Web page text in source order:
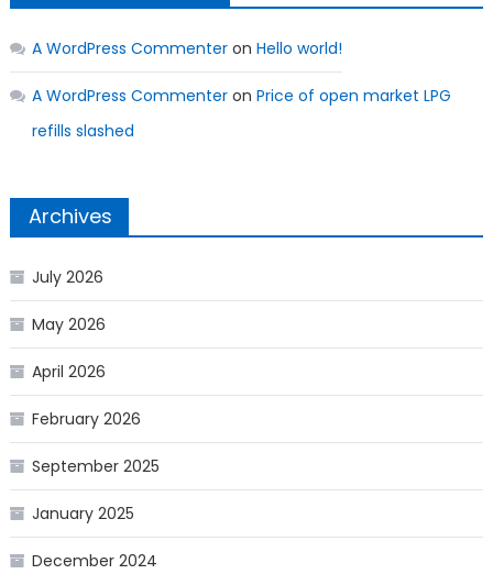
A WordPress Commenteron Hello world!
A WordPress Commenteron Price of open market LPG
refills slashed
Archives
July 2026
May 2026
April 2026
February 2026
September 2025
January 2025
December 2024